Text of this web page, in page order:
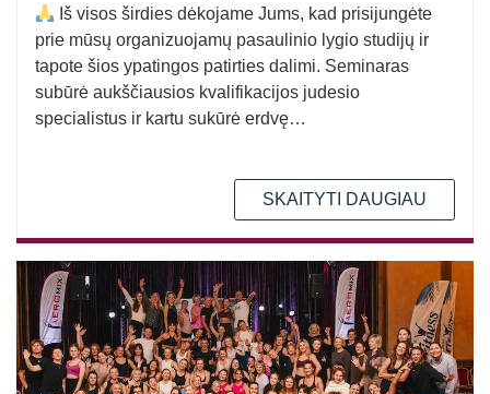
Iš visos širdies dėkojame Jums, kad prisijungėte
prie mūsų organizuojamų pasaulinio lygio studijų ir
tapote šios ypatingos patirties dalimi. Seminaras
subūrė aukščiausios kvalifikacijos judesio
specialistus ir kartu sukūrė erdvę…
SKAITYTI DAUGIAU